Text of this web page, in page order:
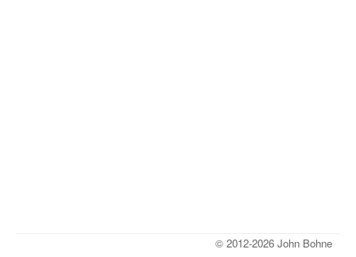
© 2012-2026 John Bohne